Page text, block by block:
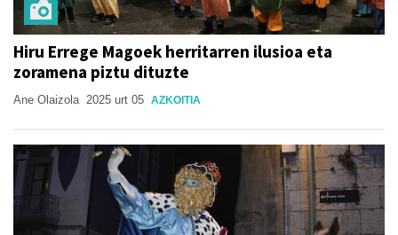
Hiru Errege Magoek herritarren ilusioa eta
zoramena piztu dituzte
Ane Olaizola 2025 urt 05 AZKOITIA